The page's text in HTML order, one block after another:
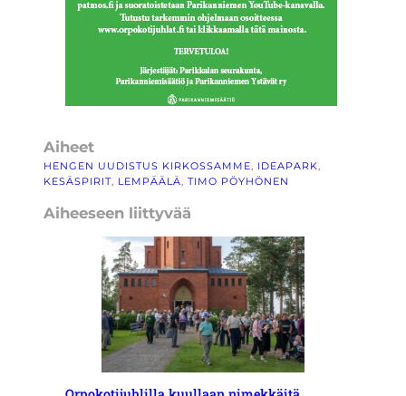
Aiheet
HENGEN UUDISTUS KIRKOSSAMME, IDEAPARK
KESÄSPIRIT, LEMPÄÄLÄ, TIMO PÖYHÖNEN
Aiheeseen liittyvää